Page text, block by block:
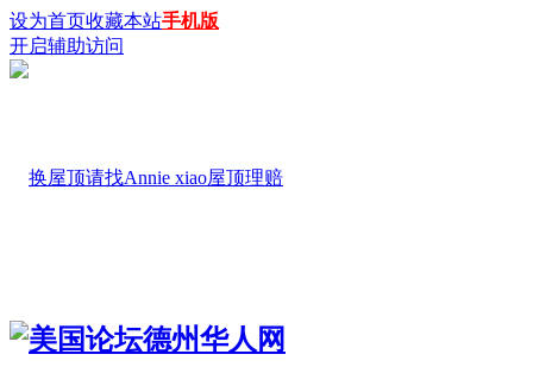
设为首页收藏本站手机版
开启辅助访问